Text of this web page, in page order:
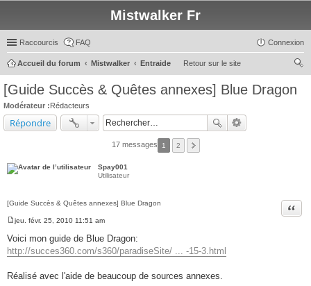
Mistwalker Fr
Raccourcis FAQ Connexion
Retour sur le site
Accueil du forum Mistwalker
Entraide
her
[Guide Succès & Quêtes annexes] Blue Dragon
Modérateur :Rédacteurs
Répondre
17 messages 1 2
Spay001
Utilisateur
[Guide Succès & Quêtes annexes] Blue Dragon Citer
M
e
s
s
e
jeu. févr. 25, 2010 11:51 am
Voici mon guide de Blue Dragon:
http://succes360.com/s360/paradiseSite/ ... -15-3.html
Réalisé avec l'aide de beaucoup de sources annexes.